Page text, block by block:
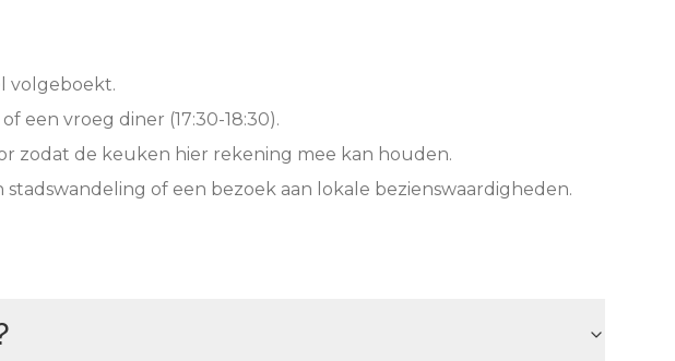
volgeboekt.
een vroeg diner (17:30-18:30).
zodat de keuken hier rekening mee kan houden.
of een bezoek aan lokale bezienswaardigheden.